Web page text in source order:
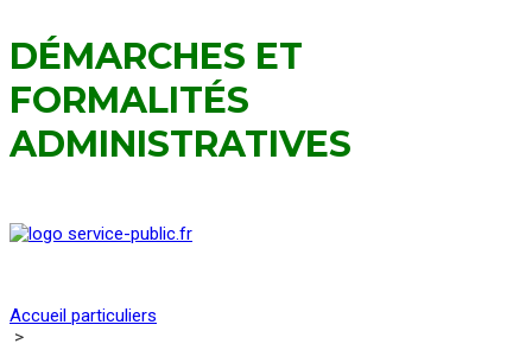
DÉMARCHES ET
FORMALITÉS
ADMINISTRATIVES
Accueil particuliers
>